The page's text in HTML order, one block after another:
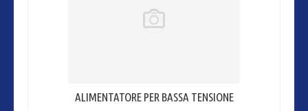
ALIMENTATORE PER BASSA TENSIONE